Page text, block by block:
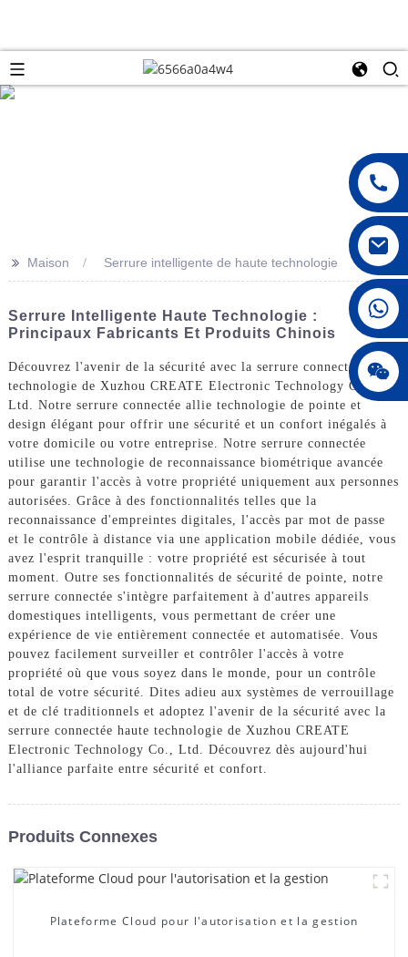
jenny010678
>> Maison Serrure intelligente de haute technologie
Serrure Intelligente Haute Technologie :
Principaux Fabricants Et Produits Chinois
Découvrez l'avenir de la sécurité avec la serrure connectée haute
technologie de Xuzhou CREATE Electronic Technology Co.,
Ltd. Notre serrure connectée allie technologie de pointe et
design élégant pour offrir une sécurité et un confort inégalés à
votre domicile ou votre entreprise. Notre serrure connectée
utilise une technologie de reconnaissance biométrique avancée
pour garantir l'accès à votre propriété uniquement aux personnes
autorisées. Grâce à des fonctionnalités telles que la
reconnaissance d'empreintes digitales, l'accès par mot de passe
et le contrôle à distance via une application mobile dédiée, vous
avez l'esprit tranquille : votre propriété est sécurisée à tout
moment. Outre ses fonctionnalités de sécurité de pointe, notre
serrure connectée s'intègre parfaitement à d'autres appareils
domestiques intelligents, vous permettant de créer une
expérience de vie entièrement connectée et automatisée. Vous
pouvez facilement surveiller et contrôler l'accès à votre
propriété où que vous soyez dans le monde, pour un contrôle
total de votre sécurité. Dites adieu aux systèmes de verrouillage
et de clé traditionnels et adoptez l'avenir de la sécurité avec la
serrure connectée haute technologie de Xuzhou CREATE
Electronic Technology Co., Ltd. Découvrez dès aujourd'hui
l'alliance parfaite entre sécurité et confort.
Produits Connexes
Plateforme Cloud pour l'autorisation et la gestion